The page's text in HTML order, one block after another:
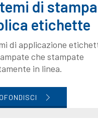
di
etichette
di applicazione
che stampate
in linea.